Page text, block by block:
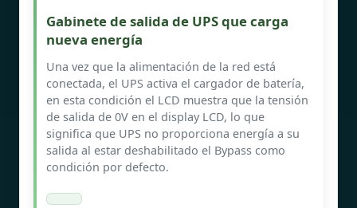
Gabinete de salida de UPS que carga
nueva energía
Una vez que la alimentación de la red está
conectada, el UPS activa el cargador de batería,
en esta condición el LCD muestra que la tensión
de salida de 0V en el display LCD, lo que
significa que UPS no proporciona energía a su
salida al estar deshabilitado el Bypass como
condición por defecto.